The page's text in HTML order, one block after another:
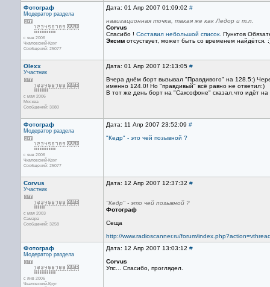
Фотограф
Модератор раздела
с янв 2006
Чкаловский-Круг
Сообщений: 25077
Дата: 01 Апр 2007 01:09:02 #
навигационная точка, такая же как Ледор и т.п.
Corvus
Спасибо ! Составил небольшой список. Пунктов
Эксим отсуствует, может быть со временем найдётся.
Olexx
Участник
с мая 2006
Москва
Сообщений: 3080
Дата: 01 Апр 2007 12:13:05 #
Вчера днём борт вызывал "Правдивого" на 128.5:)
именно 124.0! Но "правдивый" всё равно не ответил:)
В тот же день борт на "Саксофоне" сказал,что идёт
Фотограф
Модератор раздела
с янв 2006
Чкаловский-Круг
Сообщений: 25077
Дата: 11 Апр 2007 23:52:09 #
"Кедр" - это чей позывной ?
Corvus
Участник
с мая 2003
Самара
Сообщений: 3258
Дата: 12 Апр 2007 12:37:32 #
"Кедр" - это чей позывной ?
Фотограф
Сеща
http://www.radioscanner.ru/forum/
Фотограф
Модератор раздела
с янв 2006
Чкаловский-Круг
Дата: 12 Апр 2007 13:03:12 #
Corvus
Упс... Спасибо, проглядел.